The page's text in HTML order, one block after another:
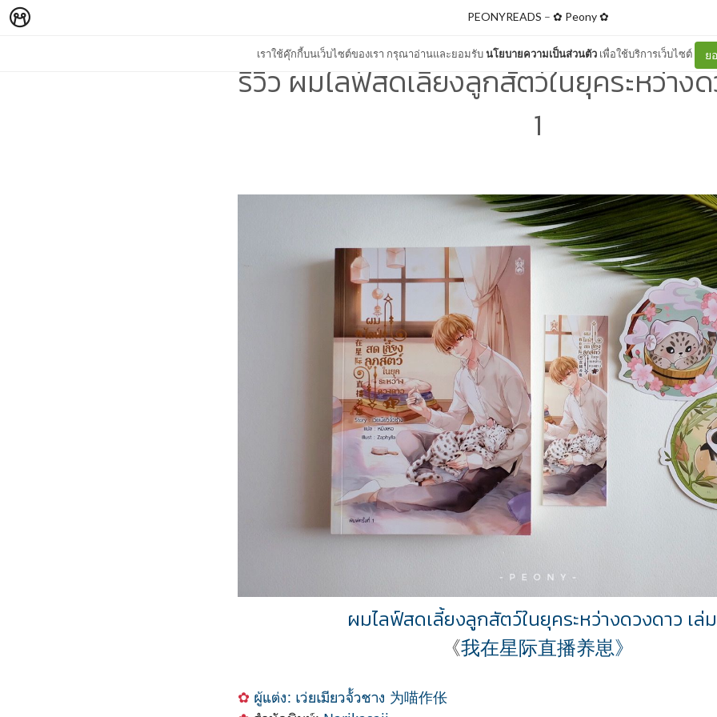
เราใช้คุ๊กกี้บนเว็บไซต์ของเรา กรุณาอ่านและยอมรับนโยบายความเป็นส่วนตัว เพื่อใช้บริการเว็บไซต์ ย
PEONYREADS – ✿ Peony ✿
รีวิว ผมไลฟ์สดเลี้ยงลูกสัตว์ในยุคระหว่าง
1
ผมไลฟ์สดเลี้ยงลูกสัตว์ในยุคระหว่างดวงดาว เล่ม
《我在星际直播养崽》
✿ ผู้แต่ง: เว่ยเมียวจั้วชาง 为喵作伥